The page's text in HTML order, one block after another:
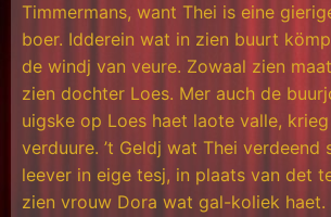
Timmermans, want Thei is eine
boer. Idderein wat in zien buurt
de windj van veure. Zowaal zien
zien dochter Loes. Mer auch de
uigske op Loes haet laote valle,
verduure. ’t Geldj wat Thei verdeend
leever in eige tesj, in plaats van det
zien vrouw Dora wat gal-koliek haet.